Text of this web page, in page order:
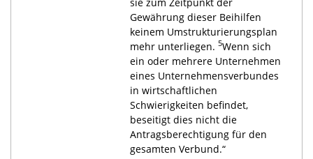
Gewährung dieser Beihilfen
keinem Umstrukturierungsplan
mehr unterliegen. 5Wenn sich
ein oder mehrere Unternehmen
eines Unternehmensverbundes
in wirtschaftlichen
Schwierigkeiten befindet,
beseitigt dies nicht die
Antragsberechtigung für den
gesamten Verbund.“